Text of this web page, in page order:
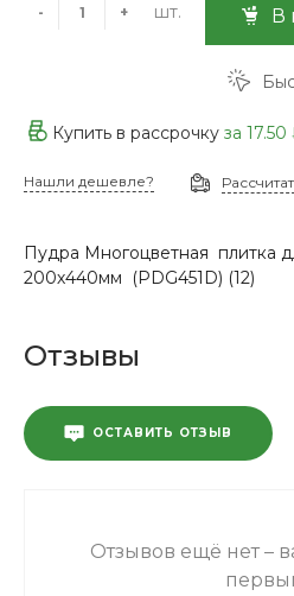
- + шт. В
Купить в рассрочку за 17.50
Нашли дешевле?
Пудра Многоцветная плитка
200х440мм (PDG451D) (12)
Отзывы
ОСТАВИТЬ ОТЗЫВ
Отзывов ещё нет –